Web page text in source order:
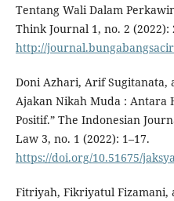
Tentang Wali Dalam
Think Journal 1, no. 2 (2022):
http://
Doni Azhari, Arif Sugitanata,
Ajakan Nikah Muda : Antara
Positif.” The Indonesian
Law 3, no. 1 (2022): 1–17.
https://doi.org/10.51675/
Fitriyah, Fikriyatul Fizamani,